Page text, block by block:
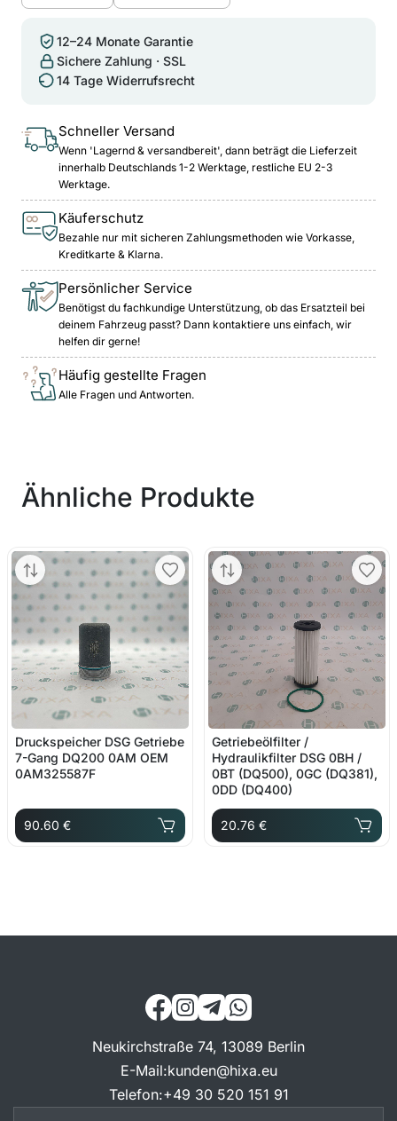
12–24 Monate Garantie
Sichere Zahlung · SSL
14 Tage Widerrufsrecht
Schneller Versand
Wenn 'Lagernd & versandbereit', dann beträgt die Lieferzeit
innerhalb Deutschlands 1-2 Werktage, restliche EU 2-3
Werktage.
Käuferschutz
Bezahle nur mit sicheren Zahlungsmethoden wie Vorkasse,
Kreditkarte & Klarna.
Persönlicher Service
Benötigst du fachkundige Unterstützung, ob das Ersatzteil bei
deinem Fahrzeug passt? Dann kontaktiere uns einfach, wir
helfen dir gerne!
Häufig gestellte Fragen
Alle Fragen und Antworten.
Ähnliche Produkte
Druckspeicher DSG Getriebe
7-Gang DQ200 0AM OEM
0AM325587F
90.60 €
Getriebeölfilter /
Hydraulikfilter DSG 0BH /
0BT (DQ500), 0GC (DQ381),
0DD (DQ400)
20.76 €
Neukirchstraße 74, 13089 Berlin
E-Mail:kunden@hixa.eu
Telefon:+49 30 520 151 91